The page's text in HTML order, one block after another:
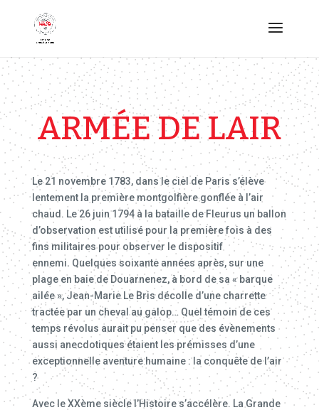
ARMÉE DE LAIR
Le 21 novembre 1783, dans le ciel de Paris s’élève
lentement la première montgolfière gonflée à l’air
chaud. Le 26 juin 1794 à la bataille de Fleurus un ballon
d’observation est utilisé pour la première fois à des
fins militaires pour observer le dispositif
ennemi. Quelques soixante années après, sur une
plage en baie de Douarnenez, à bord de sa « barque
ailée », Jean-Marie Le Bris décolle d’une charrette
tractée par un cheval au galop… Quel témoin de ces
temps révolus aurait pu penser que des évènements
aussi anecdotiques étaient les prémisses d’une
exceptionnelle aventure humaine : la conquête de l’air
?
Avec le XXème siècle l’Histoire s’accélère. La Grande